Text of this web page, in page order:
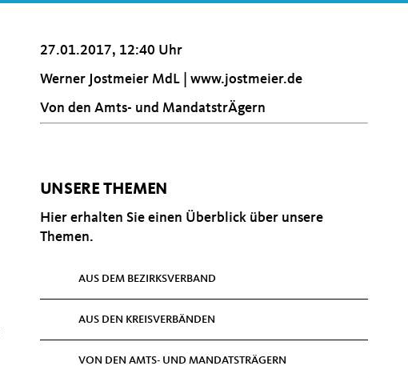
27.01.2017, 12:40 Uhr
Werner Jostmeier MdL | www.jostmeier.de
Von den Amts- und MandatstrÄgern
UNSERE THEMEN
Hier erhalten Sie einen Überblick über unsere
Themen.
AUS DEM BEZIRKSVERBAND
AUS DEN KREISVERBÄNDEN
VON DEN AMTS- UND MANDATSTRÄGERN